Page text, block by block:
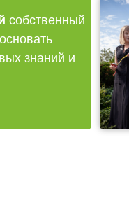
собственный
знаний и